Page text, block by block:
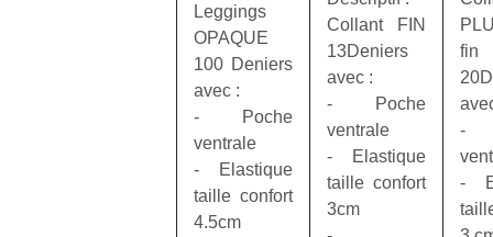
Leggings
OPAQUE
100 Deniers
avec :
‐ Poche
ventrale
‐ Elastique
taille confort
4.5cm
Collant FIN
13Deniers
avec :
‐ Poche
ventrale
‐ Elastique
taille confort
3cm
fin
‐
‐